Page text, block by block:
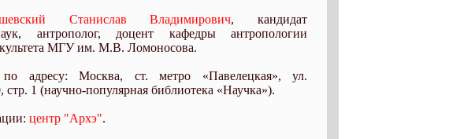
Станислав Владимирович, кандидат
антрополог, доцент кафедры антропологии
МГУ им. М.В. Ломоносова.
адресу: Москва, ст. метро «Павелецкая», ул.
стр. 1 (научно-популярная библиотека «Научка»).
центр "Архэ".